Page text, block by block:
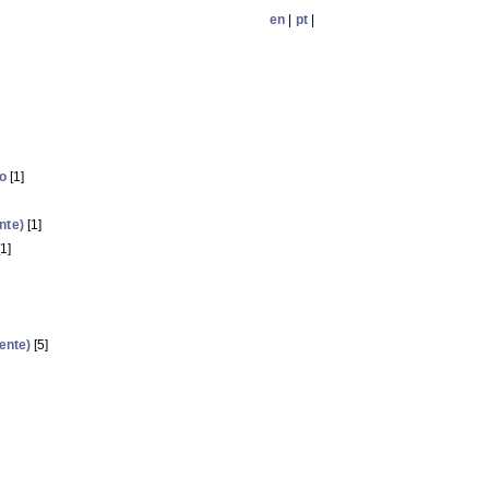
en pt|
[1]
[1]
[5]